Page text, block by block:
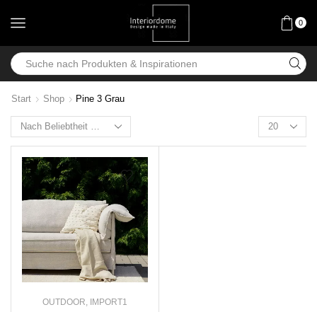
0
Start Shop Pine 3 Grau
OUTDOOR, IMPORT1